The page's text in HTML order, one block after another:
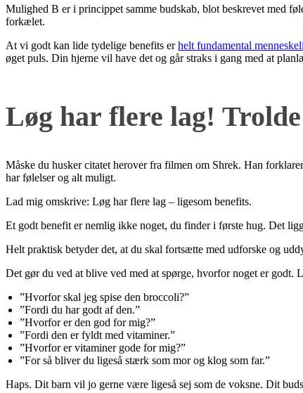
Mulighed B er i princippet samme budskab, blot beskrevet med
forkælet.
At vi godt kan lide tydelige benefits erhelt fundamental
øget puls. Din hjerne vil have det og går straks i gang med at
Løg har flere lag!
Måske du husker citatet herover fra filmen om Shrek. Han
har følelser og alt muligt.
Lad mig omskrive: Løg har flere lag – ligesom benefits.
Et godt benefit er nemlig ikke noget, du finder i første hug. Det
Helt praktisk betyder det, at du skal fortsætte med udforske og
Det gør du ved at blive ved med at spørge, hvorfor noget er godt.
”Hvorfor skal jeg spise den broccoli?”
”Fordi du har godt af den.”
”Hvorfor er den god for mig?”
”Fordi den er fyldt med vitaminer.”
”Hvorfor er vitaminer gode for mig?”
”For så bliver du ligeså stærk som mor og klog som far.”
Haps. Dit barn vil jo gerne være ligeså sej som de voksne. Dit